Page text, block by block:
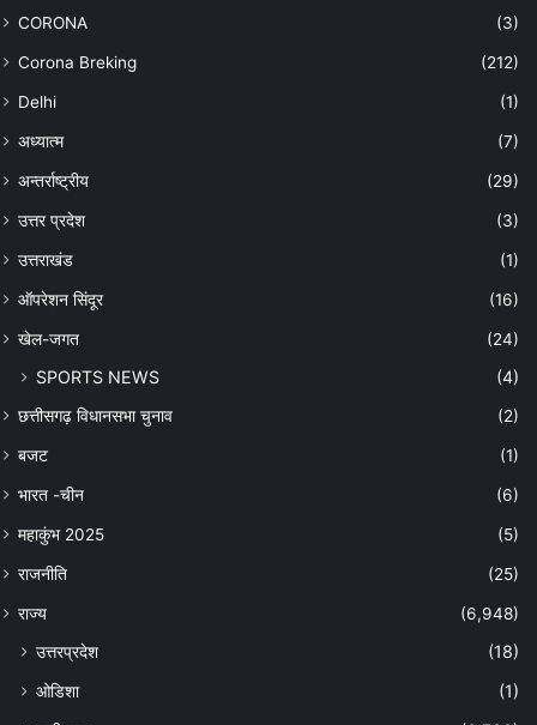
CORONA (3)
Corona Breking (212)
Delhi (1)
अध्यात्म (7)
अन्तर्राष्ट्रीय (29)
उत्तर प्रदेश (3)
उत्तराखंड (1)
ऑपरेशन सिंदूर (16)
खेल-जगत (24)
SPORTS NEWS (4)
छत्तीसगढ़ विधानसभा चुनाव (2)
बजट (1)
भारत -चीन (6)
महाकुंभ 2025 (5)
राजनीति (25)
राज्य (6,948)
उत्तरप्रदेश
(18)
ओडिशा
(1)